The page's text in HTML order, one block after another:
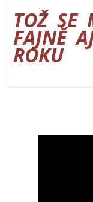
TOŽ SE
FAJNĚ
ROKU